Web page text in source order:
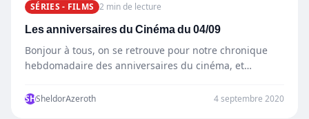
SÉRIES - FILMS 2 min de lecture
Les anniversaires du Cinéma du 04/09
Bonjour à tous, on se retrouve pour notre chronique
hebdomadaire des anniversaires du cinéma, et
SHSheldorAzeroth 4 septembre 2020